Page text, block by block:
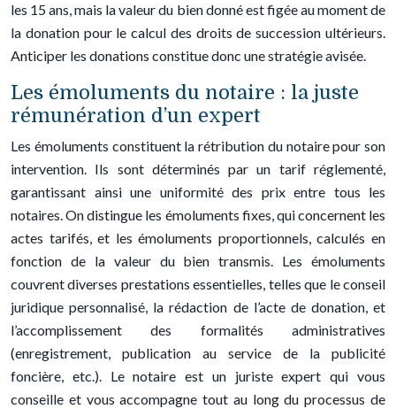
les 15 ans, mais la valeur du bien donné est figée au moment de
la donation pour le calcul des droits de succession ultérieurs.
Anticiper les donations constitue donc une stratégie avisée.
Les émoluments du notaire : la juste
rémunération d’un expert
Les émoluments constituent la rétribution du notaire pour son
intervention. Ils sont déterminés par un tarif réglementé,
garantissant ainsi une uniformité des prix entre tous les
notaires. On distingue les émoluments fixes, qui concernent les
actes tarifés, et les émoluments proportionnels, calculés en
fonction de la valeur du bien transmis. Les émoluments
couvrent diverses prestations essentielles, telles que le conseil
juridique personnalisé, la rédaction de l’acte de donation, et
l’accomplissement des formalités administratives
(enregistrement, publication au service de la publicité
foncière, etc.). Le notaire est un juriste expert qui vous
conseille et vous accompagne tout au long du processus de